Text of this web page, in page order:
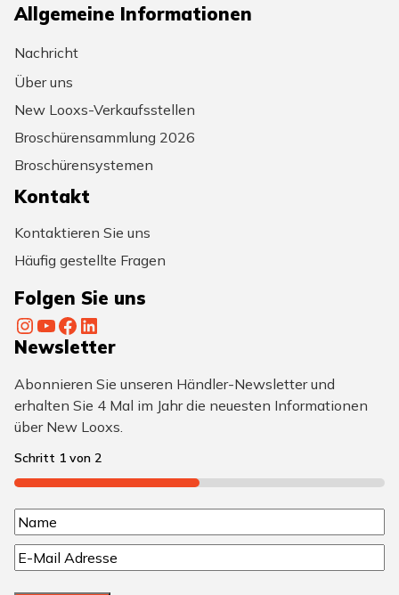
Allgemeine Informationen
Nachricht
Über uns
New Looxs-Verkaufsstellen
Broschürensammlung 2026
Broschürensystemen
Kontakt
Kontaktieren Sie uns
Häufig gestellte Fragen
Folgen Sie uns
InstagramYouTube Facebook LinkedIn
Newsletter
Abonnieren Sie unseren Händler-Newsletter und
erhalten Sie 4 Mal im Jahr die neuesten Informationen
über New Looxs.
Schritt 1 von 2
50%
N
a
m
N
a
m
E
-